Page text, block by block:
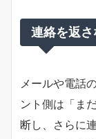
連絡を返
メールや電話
ント側は「ま
断し、さらに